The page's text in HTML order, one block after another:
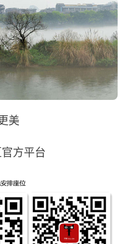
美
方平台